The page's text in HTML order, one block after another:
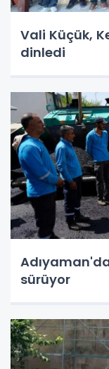
Vali Küçük,
dinledi
sürüyor